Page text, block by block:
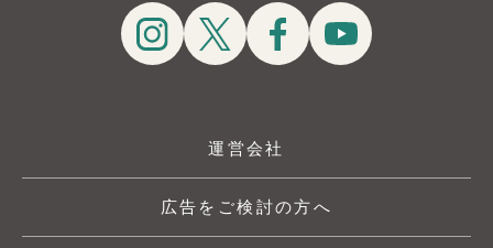
運営会社
広告をご検討の方へ